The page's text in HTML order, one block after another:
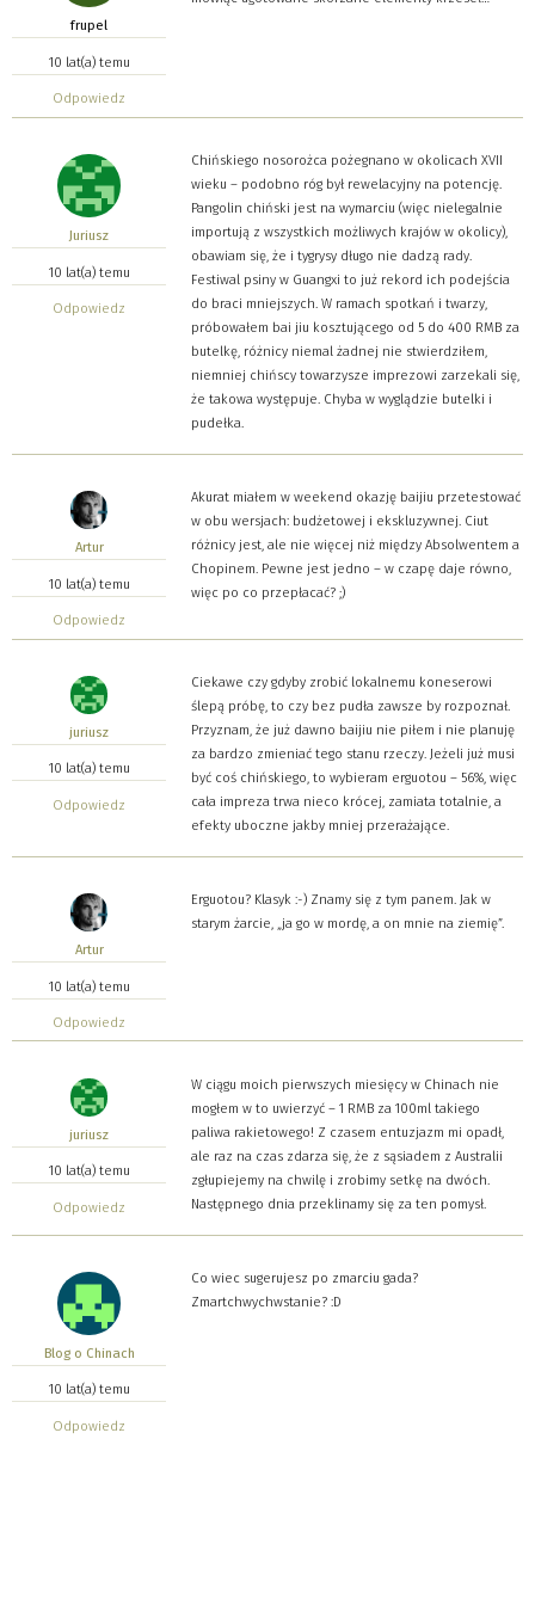
frupel
10 lat(a) temu
Odpowiedz
Juriusz
10 lat(a) temu
Odpowiedz
Chińskiego nosorożca pożegnano w okolicach XVII
wieku – podobno róg był rewelacyjny na potencję.
Pangolin chiński jest na wymarciu (więc nielegalnie
importują z wszystkich możliwych krajów w okolicy),
obawiam się, że i tygrysy długo nie dadzą rady.
Festiwal psiny w Guangxi to już rekord ich podejścia
do braci mniejszych. W ramach spotkań i twarzy,
próbowałem bai jiu kosztującego od 5 do 400 RMB za
butelkę, różnicy niemal żadnej nie stwierdziłem,
niemniej chińscy towarzysze imprezowi zarzekali się,
że takowa występuje. Chyba w wyglądzie butelki i
pudełka.
Artur
10 lat(a) temu
Odpowiedz
Akurat miałem w weekend okazję baijiu przetestować
w obu wersjach: budżetowej i ekskluzywnej. Ciut
różnicy jest, ale nie więcej niż między Absolwentem a
Chopinem. Pewne jest jedno – w czapę daje równo,
więc po co przepłacać? ;)
juriusz
10 lat(a) temu
Odpowiedz
Ciekawe czy gdyby zrobić lokalnemu koneserowi
ślepą próbę, to czy bez pudła zawsze by rozpoznał.
Przyznam, że już dawno baijiu nie piłem i nie planuję
za bardzo zmieniać tego stanu rzeczy. Jeżeli już musi
być coś chińskiego, to wybieram erguotou – 56%, więc
cała impreza trwa nieco krócej, zamiata totalnie, a
efekty uboczne jakby mniej przerażające.
Artur
10 lat(a) temu
Odpowiedz
Erguotou? Klasyk :-) Znamy się z tym panem. Jak w
starym żarcie, „ja go w mordę, a on mnie na ziemię”.
juriusz
10 lat(a) temu
Odpowiedz
W ciągu moich pierwszych miesięcy w Chinach nie
mogłem w to uwierzyć – 1 RMB za 100ml takiego
paliwa rakietowego! Z czasem entuzjazm mi opadł,
ale raz na czas zdarza się, że z sąsiadem z Australii
zgłupiejemy na chwilę i zrobimy setkę na dwóch.
Następnego dnia przeklinamy się za ten pomysł.
Blog o Chinach
10 lat(a) temu
Odpowiedz
Co wiec sugerujesz po zmarciu gada?
Zmartchwychwstanie? :D